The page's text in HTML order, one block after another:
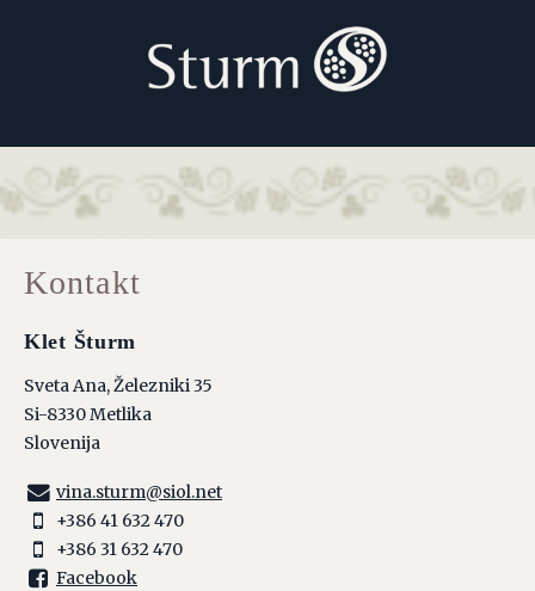
Kontakt
Klet Šturm
Sveta Ana, Železniki 35
Si-8330 Metlika
Slovenija
vina.sturm@siol.net
+386 41 632 470
+386 31 632 470
Facebook